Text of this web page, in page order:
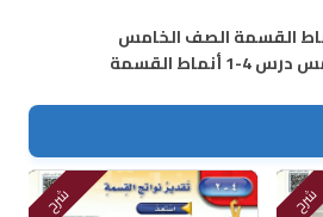
القسمة الصف الخامس
القسمة
شرح شرح